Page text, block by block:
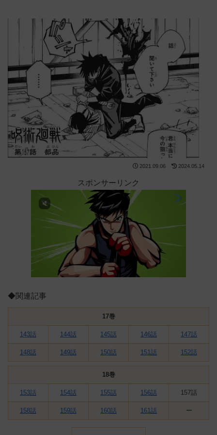
2021.09.06 2024.05.14
スポンサーリンク
◆関連記事
17巻
143話 144話 145話 146話 147話
148話 149話 150話 151話 152話
18巻
153話 154話 155話 156話 157話
158話 159話 160話 161話 ー